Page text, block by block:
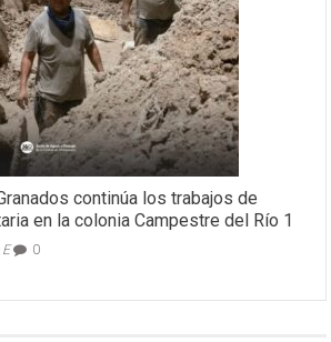
continúa los trabajos de
en la colonia Campestre del Río 1
E 0